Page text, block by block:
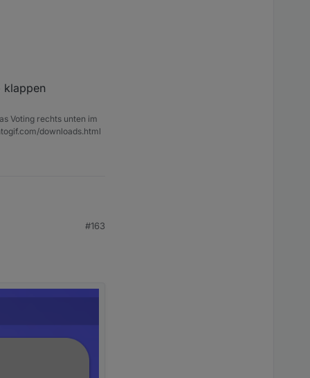
klappen
Voting rechts unten im
downloads.html
#163